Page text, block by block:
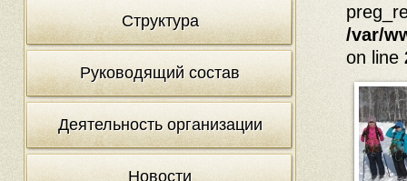
Структура
Руководящий состав
Деятельность организации
Новости
/var/
on line